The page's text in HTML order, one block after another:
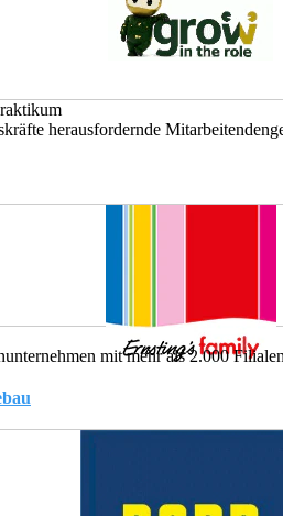
herausfordernde
mit mehr als 2.000